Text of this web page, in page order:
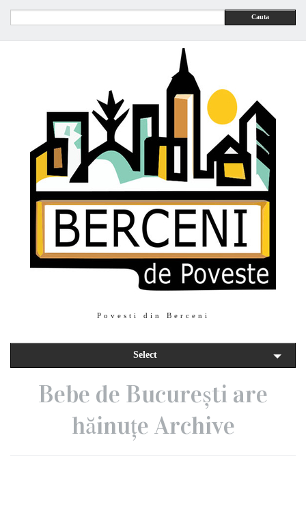
Cauta
Povesti din Berceni
Select
Bebe de București are
hăinuțe Archive